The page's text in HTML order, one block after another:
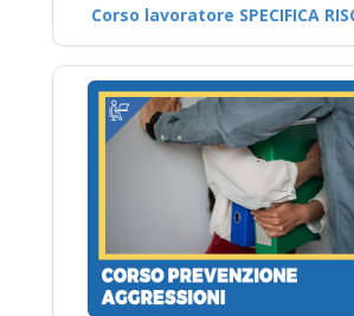
Corso lavoratore SPECIFICA